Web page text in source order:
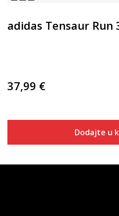
adidas Tensaur Run
37,99 €
Dodajte u